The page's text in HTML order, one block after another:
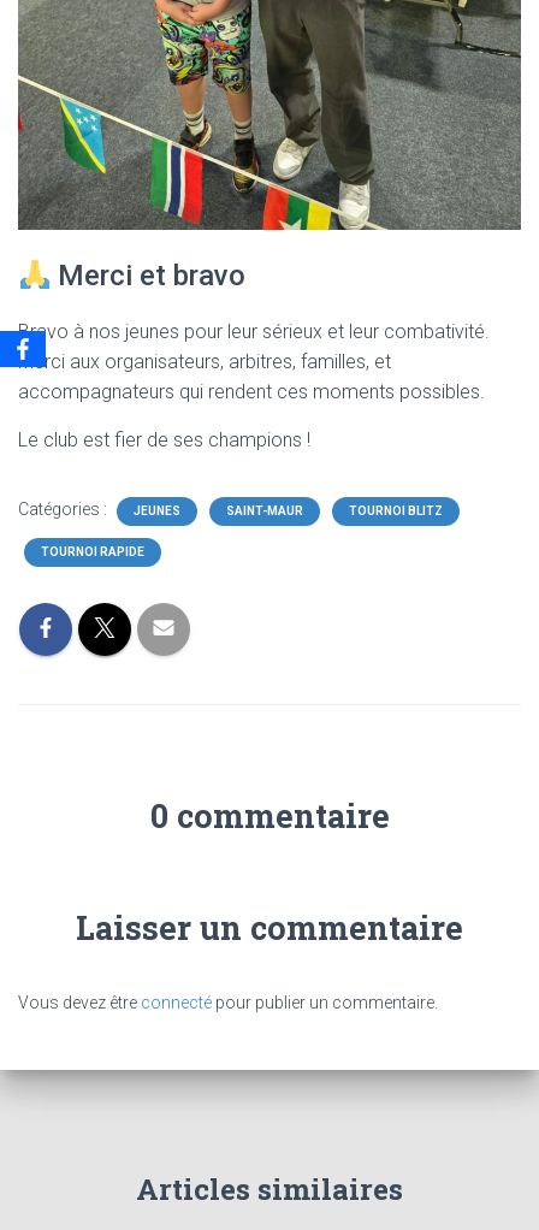
Merci et bravo
Bravo à nos jeunes pour leur sérieux et leur combativité.
Merci aux organisateurs, arbitres, familles, et
accompagnateurs qui rendent ces moments possibles.
Le club est fier de ses champions !
Catégories : JEUNES SAINT-MAUR TOURNOI BLITZ
TOURNOI RAPIDE
0 commentaire
Laisser un commentaire
Vous devez être connecté pour publier un commentaire.
Articles similaires